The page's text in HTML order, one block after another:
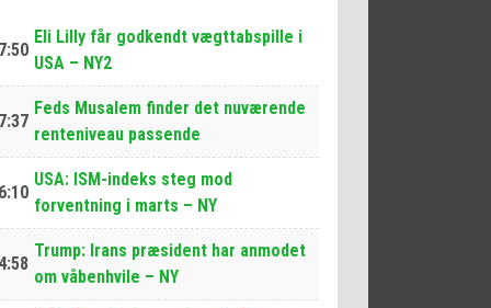
Eli Lilly får godkendt vægttabspille i
USA – NY2
Feds Musalem finder det nuværende
renteniveau passende
USA: ISM-indeks steg mod
forventning i marts – NY
Trump: Irans præsident har anmodet
om våbenhvile – NY